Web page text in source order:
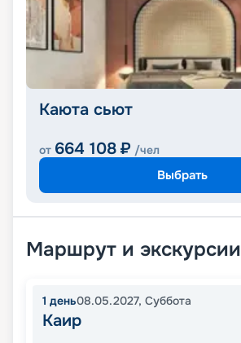
Каюта сьют
от 664 108 ₽ /чел
Выбрать
Маршрут и экскурсии
1 день08.05.2027, Суббота
Каир